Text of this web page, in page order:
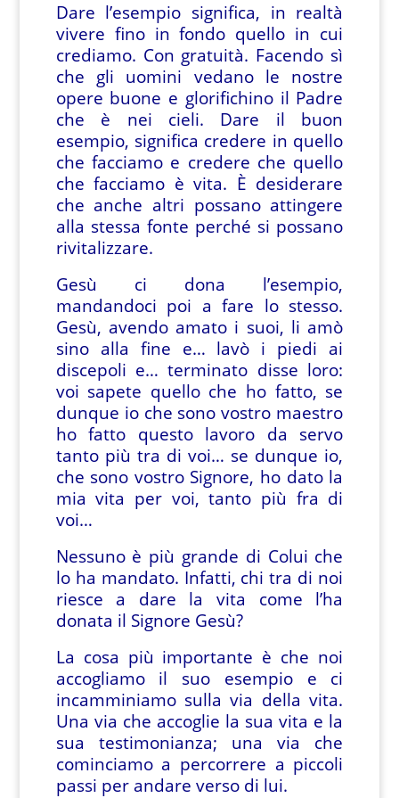
Dare l’esempio significa, in realtà
vivere fino in fondo quello in cui
crediamo. Con gratuità. Facendo sì
che gli uomini vedano le nostre
opere buone e glorifichino il Padre
che è nei cieli. Dare il buon
esempio, significa credere in quello
che facciamo e credere che quello
che facciamo è vita. È desiderare
che anche altri possano attingere
alla stessa fonte perché si possano
rivitalizzare.
Gesù ci dona l’esempio,
mandandoci poi a fare lo stesso.
Gesù, avendo amato i suoi, li amò
sino alla fine e… lavò i piedi ai
discepoli e… terminato disse loro:
voi sapete quello che ho fatto, se
dunque io che sono vostro maestro
ho fatto questo lavoro da servo
tanto più tra di voi… se dunque io,
che sono vostro Signore, ho dato la
mia vita per voi, tanto più fra di
voi…
Nessuno è più grande di Colui che
lo ha mandato. Infatti, chi tra di noi
riesce a dare la vita come l’ha
donata il Signore Gesù?
La cosa più importante è che noi
accogliamo il suo esempio e ci
incamminiamo sulla via della vita.
Una via che accoglie la sua vita e la
sua testimonianza; una via che
cominciamo a percorrere a piccoli
passi per andare verso di lui.